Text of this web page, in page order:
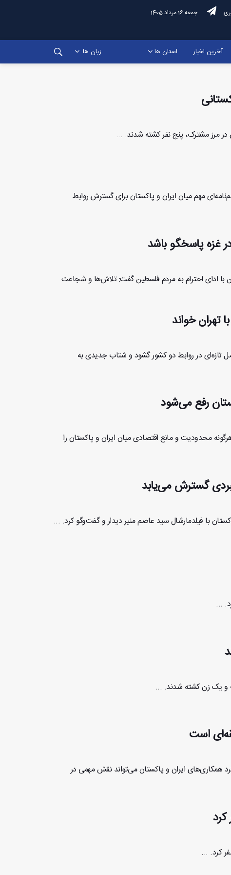
جمعه 16 مرداد 1405
آخرین اخبار استان ها زبان ها
در مرز مشترک، پنج نفر کشته شدند. ...
مهم میان ایران و پاکستان برای گسترش روابط
غزه پاسخگو باشد
با ادای احترام به مردم فلسطین گفت: تلاش‌ها و شجاعت
تهران خواند
تازه‌ای در روابط دو کشور گشود و شتاب جدیدی به
رفع می‌شود
محدودیت و مانع اقتصادی میان ایران و پاکستان را
گسترش می‌یابد
با فیلدمارشال سید عاصم منیر دیدار و گفت‌وگو کرد. ...
...
است
کرد همکاری‌های ایران و پاکستان می‌تواند نقش مهمی در
کرد. ...